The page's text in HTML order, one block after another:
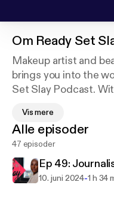
Om Ready Set
Makeup artist and
brings you into the
Set Slay Podcast.
beauty industry
her listeners the
reviews and advice,
stories and crazy
features special
Vis mere
Alle episoder
47 episoder
Ep 49:
10. juni 2024-1 h 34